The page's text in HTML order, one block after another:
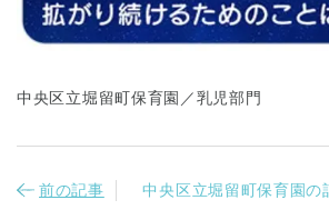
千葉県
兵庫県
中央区立堀留町保育園／乳児部門
前の記事 中央区立堀留町保育園の